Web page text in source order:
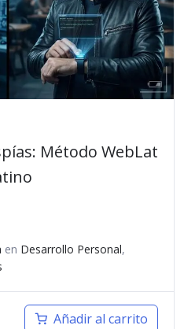
Método WebLat
en Desarrollo Personal,
Añadir al carrito